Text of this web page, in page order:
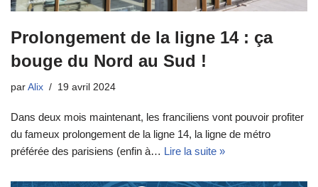
Prolongement de la ligne 14 : ça
bouge du Nord au Sud !
par Alix 19 avril 2024
Dans deux mois maintenant, les franciliens vont pouvoir profiter
du fameux prolongement de la ligne 14, la ligne de métro
préférée des parisiens (enfin à… Lire la suite »